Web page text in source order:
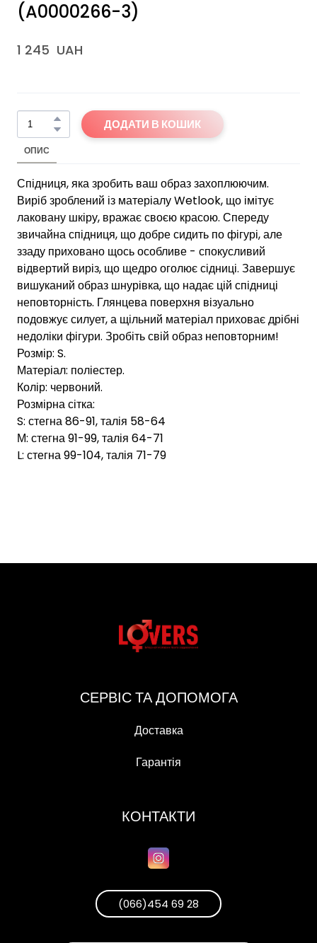
(A0000266-3)
1 245  UAH
ДОДАТИ В КОШИК
ОПИС
Спідниця, яка зробить ваш образ захоплюючим.
Виріб зроблений із матеріалу Wetlook, що імітує
лаковану шкіру, вражає своєю красою. Спереду
звичайна спідниця, що добре сидить по фігурі, але
ззаду приховано щось особливе - спокусливий
відвертий виріз, що щедро оголює сідниці. Завершує
вишуканий образ шнурівка, що надає цій спідниці
неповторність. Глянцева поверхня візуально
подовжує силует, а щільний матеріал приховає дрібні
недоліки фігури. Зробіть свій образ неповторним!
Розмір: S.
Матеріал: поліестер.
Колір: червоний.
Розмірна сітка:
S: стегна 86-91, талія 58-64
М: стегна 91-99, талія 64-71
L: стегна 99-104, талія 71-79
СЕРВІС ТА ДОПОМОГА
Доставка
Гарантія
КОНТАКТИ
(066)454 69 28